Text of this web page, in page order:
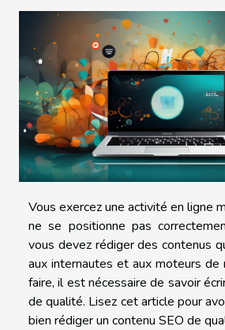
Vous exercez une activité en ligne
ne se positionne pas
vous devez rédiger des contenus
aux internautes et aux moteurs de
faire, il est nécessaire de savoir
de qualité. Lisez cet article pour
bien rédiger un contenu SEO de